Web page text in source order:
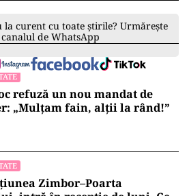
la curent cu toate știrile? Urmărește
de WhatsApp
refuză un nou mandat de
„Mulțam fain, alții la rând!”
Zimbor–Poarta